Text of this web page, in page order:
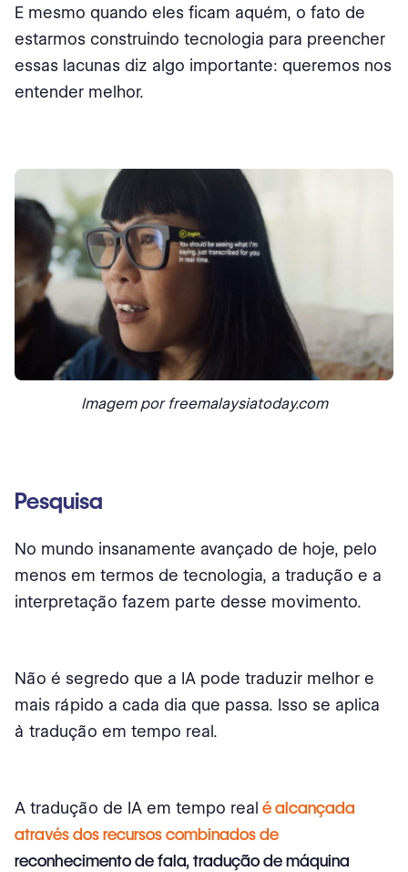
E mesmo quando eles ficam aquém, o fato de
estarmos construindo tecnologia para preencher
essas lacunas diz algo importante: queremos nos
entender melhor.
Imagem por freemalaysiatoday.com
Pesquisa
No mundo insanamente avançado de hoje, pelo
menos em termos de tecnologia, a tradução e a
interpretação fazem parte desse movimento.
Não é segredo que a IA pode traduzir melhor e
mais rápido a cada dia que passa. Isso se aplica
à tradução em tempo real.
A tradução de IA em tempo real é alcançada
através dos recursos combinados de
reconhecimento de fala, tradução de máquina